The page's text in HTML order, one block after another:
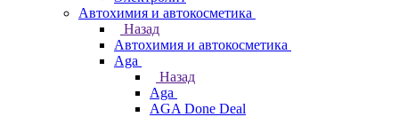
Автохимия и автокосметика
Назад
Автохимия и автокосметика
Aga
Назад
Aga
AGA Done Deal